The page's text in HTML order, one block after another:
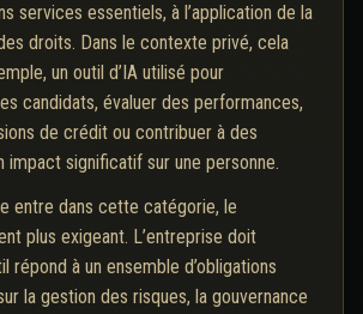
services essentiels, à l’application de la
droits. Dans le contexte privé, cela
un outil d’IA utilisé pour
candidats, évaluer des performances,
de crédit ou contribuer à des
impact significatif sur une personne.
entre dans cette catégorie, le
plus exigeant. L’entreprise doit
répond à un ensemble d’obligations
la gestion des risques, la gouvernance